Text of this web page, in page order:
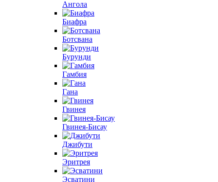
Ангола
Биафра
Ботсвана
Бурунди
Гамбия
Гана
Гвинея
Гвинея-Бисау
Джибути
Эритрея
Эсватини